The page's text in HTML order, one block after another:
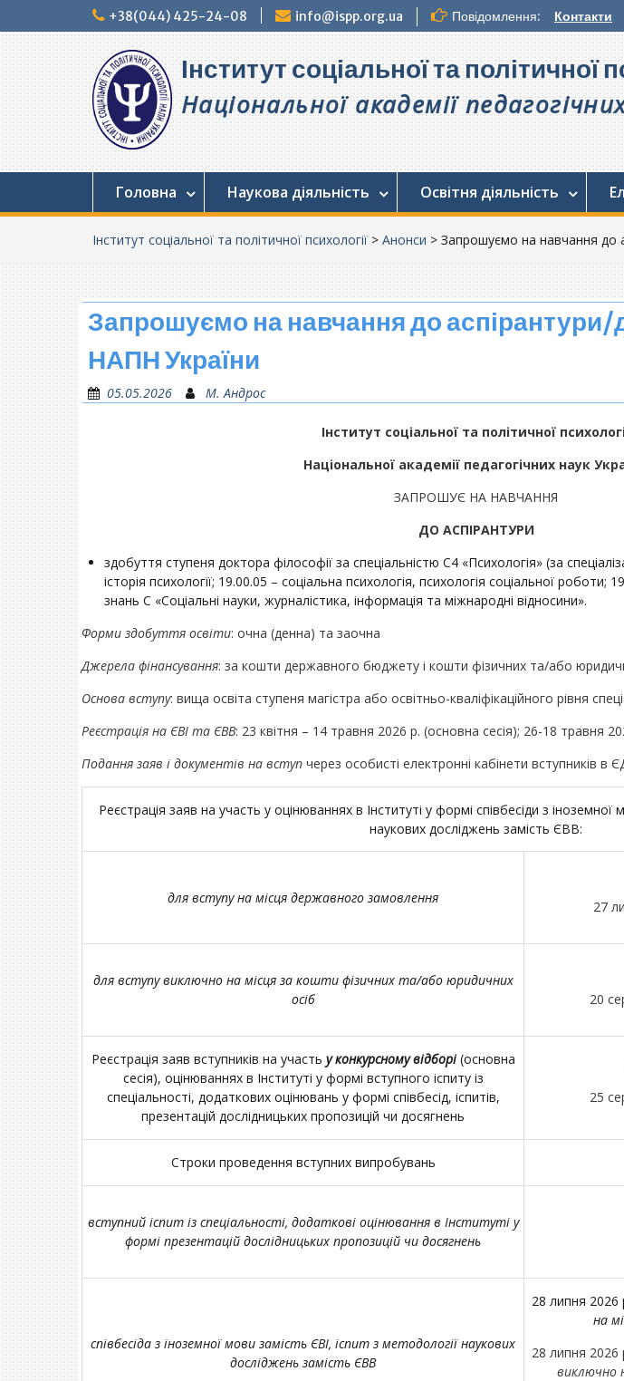
до
+38(044) 425-24-08 info@ispp.org.ua Повідомлення: Контакти
Інститут соціальної та політичної
Національної академії
Головна Наукова діяльність Освітня діяльність
Інститут соціальної та політичної психології > Анонси > Запрошуємо на навчання до
Запрошуємо на навчання до аспірантури/
НАПН України
05.05.2026 М. Андрос
Інститут соціальної та політичної
Національної академії педагогічних наук
ЗАПРОШУЄ НА НАВЧАННЯ
ДО АСПІРАНТУРИ
здобуття ступеня доктора філософії за спеціальністю С4 «Психологія» (за
історія психології; 19.00.05 – соціальна психологія, психологія соціальної роботи;
знань С «Соціальні науки, журналістика, інформація та міжнародні відносини».
Форми здобуття освіти: очна (денна) та заочна
Джерела фінансування: за кошти державного бюджету і кошти фізичних та/або
Основа вступу: вища освіта ступеня магістра або освітньо-кваліфікаційного рівня
Реєстрація на ЄВІ та ЄВВ: 23 квітня – 14 травня 2026 р. (основна сесія); 26-18 травня
Подання заяв і документів на вступ через особисті електронні кабінети вступників в
Реєстрація заяв на участь у оцінюваннях в Інституті у формі співбесіди з іноземної
наукових досліджень замість ЄВВ:
для вступуна місця державного замовлення
27
для вступу виключно на місця за кошти фізичних та/або юридичних
осіб
20
Реєстрація заяв вступників на участь у конкурсному відборі(основна
сесія), оцінюваннях в Інституті у формі вступного іспиту із
спеціальності, додаткових оцінювань у формі співбесід, іспитів,
презентацій дослідницьких пропозицій чи досягнень
25
Строки проведення вступних випробувань
вступний іспит із спеціальності, додаткові оцінювання в Інституті у
формі презентацій дослідницьких пропозицій чи досягнень
співбесіда з іноземної мови замість ЄВІ, іспит з методології наукових
досліджень замість ЄВВ
28 липня 2026
на
28 липня 2026
виключно